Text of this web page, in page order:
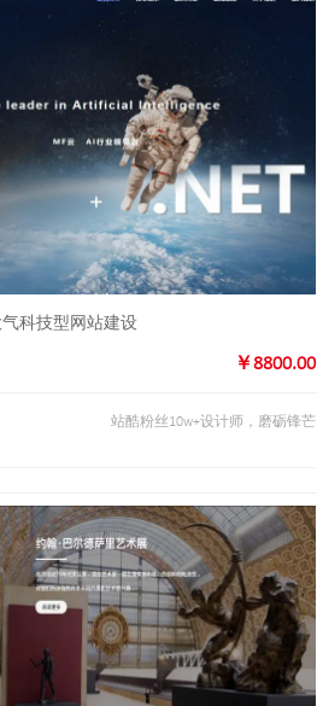
预览
科技型网站建设
￥8800.00
站酷粉丝10w+设计师，磨砺锋芒